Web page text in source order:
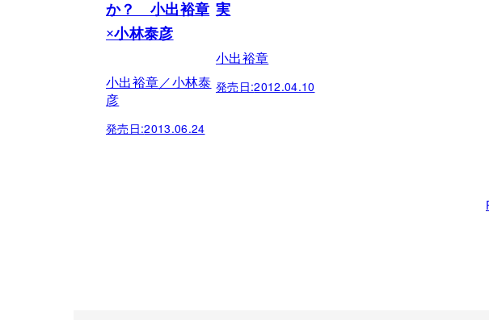
か？ 小出裕章
×小林泰彦
小出裕章／小林泰
彦
発売日:2013.06.24
実
小出裕章
発売日:2012.04.10